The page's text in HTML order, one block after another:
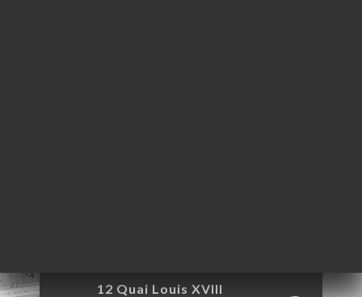
12 Quai Louis XVIII